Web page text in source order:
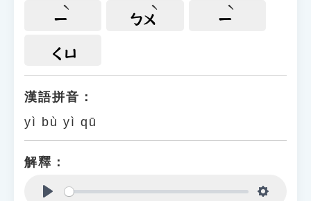
遊戲專區
教學應用
貓頭鷹博士
ㄧ ㄅㄨ ㄧ
ㄑㄩ
漢語拼音：
yì bù yì qū
解釋：